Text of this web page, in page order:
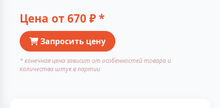
Цена от670 ₽ *
Запросить цену
* конечная цена зависит от особенностей товара и
количества штук в партии